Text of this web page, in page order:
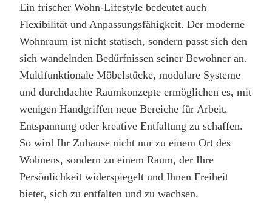
Ein frischer Wohn-Lifestyle bedeutet auch
Flexibilität und Anpassungsfähigkeit. Der moderne
Wohnraum ist nicht statisch, sondern passt sich den
sich wandelnden Bedürfnissen seiner Bewohner an.
Multifunktionale Möbelstücke, modulare Systeme
und durchdachte Raumkonzepte ermöglichen es, mit
wenigen Handgriffen neue Bereiche für Arbeit,
Entspannung oder kreative Entfaltung zu schaffen.
So wird Ihr Zuhause nicht nur zu einem Ort des
Wohnens, sondern zu einem Raum, der Ihre
Persönlichkeit widerspiegelt und Ihnen Freiheit
bietet, sich zu entfalten und zu wachsen.